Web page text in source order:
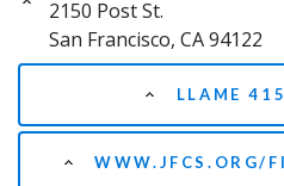
2150 Post St.
San Francisco, CA 94122
LLAME
WWW.JFCS.ORG/